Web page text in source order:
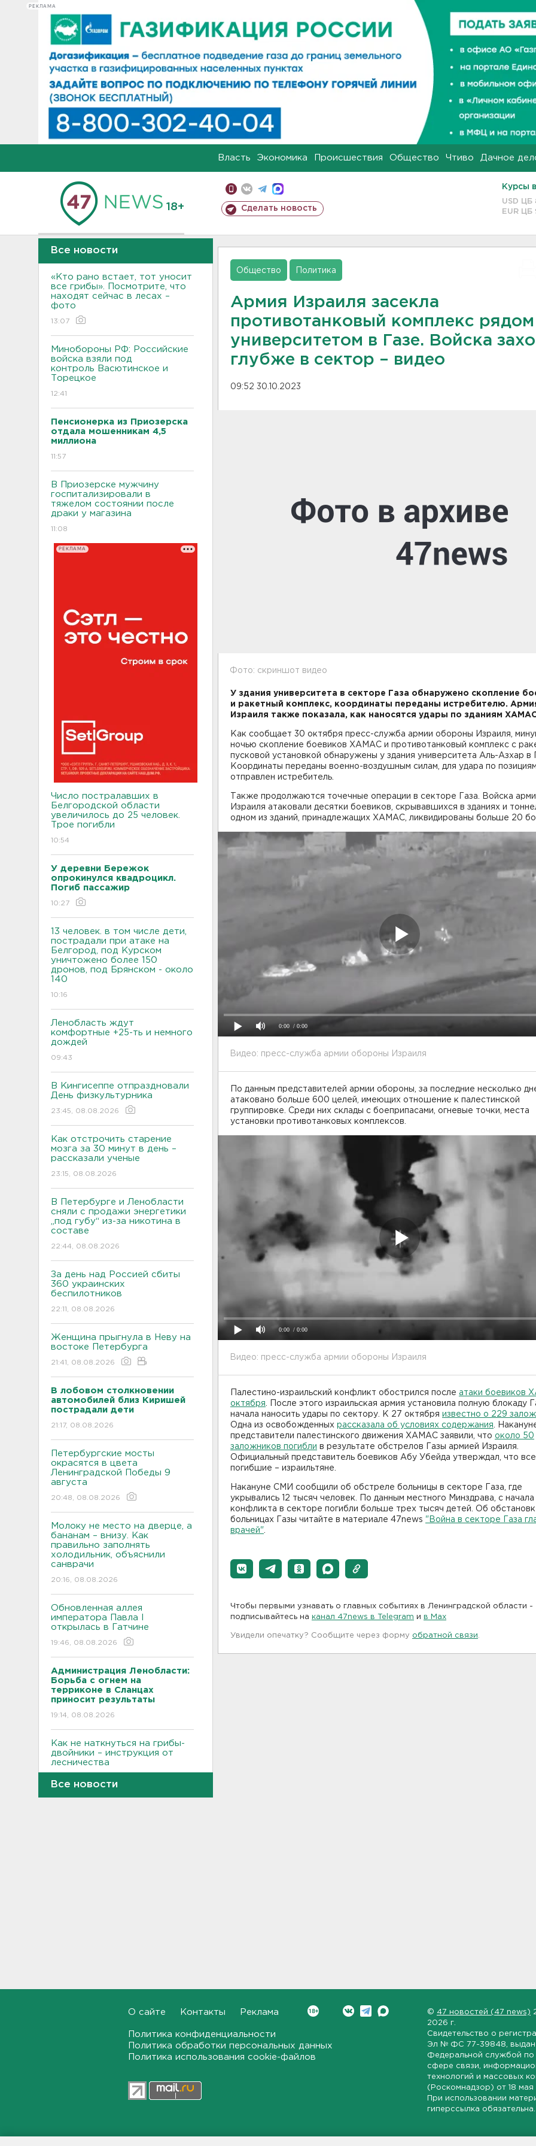
РЕКЛАМА
Власть Экономика Происшествия Общество Чтиво Дачное
18+ Сделать новость
Курсы
USD ЦБ
EUR ЦБ
Все новости
«Кто рано встает, тот уносит
все грибы». Посмотрите, что
находят сейчас в лесах –
фото
13:07
Минобороны РФ: Российские
войска взяли под
контроль Васютинское и
Торецкое
12:41
Пенсионерка из Приозерска
отдала мошенникам 4,5
миллиона
11:57
В Приозерске мужчину
госпитализировали в
тяжелом состоянии после
драки у магазина
11:08
РЕКЛАМА
Число постралавших в
Белгородской области
увеличилось до 25 человек.
Трое погибли
10:54
У деревни Бережок
опрокинулся квадроцикл.
Погиб пассажир
10:27
13 человек. в том числе дети,
пострадали при атаке на
Белгород, под Курском
уничтожено более 150
дронов, под Брянском - около
140
10:16
Ленобласть ждут
комфортные +25-ть и немного
дождей
09:43
В Кингисеппе отпраздновали
День физкультурника
23:45, 08.08.2026
Как отстрочить старение
мозга за 30 минут в день –
рассказали ученые
23:15, 08.08.2026
В Петербурге и Ленобласти
сняли с продажи энергетики
„под губу“ из-за никотина в
составе
22:44, 08.08.2026
За день над Россией сбиты
360 украинских
беспилотников
22:11, 08.08.2026
Женщина прыгнула в Неву на
востоке Петербурга
21:41, 08.08.2026
В лобовом столкновении
автомобилей близ Киришей
пострадали дети
21:17, 08.08.2026
Петербургские мосты
окрасятся в цвета
Ленинградской Победы 9
августа
20:48, 08.08.2026
Молоку не место на дверце, а
бананам – внизу. Как
правильно заполнять
холодильник, объяснили
санврачи
20:16, 08.08.2026
Обновленная аллея
императора Павла I
открылась в Гатчине
19:46, 08.08.2026
Администрация Ленобласти:
Борьба с огнем на
терриконе в Сланцах
приносит результаты
19:14, 08.08.2026
Как не наткнуться на грибы-
двойники – инструкция от
лесничества
Гаражная амнистия и
лекарства. Какие законы
Все новости
Общество Политика
Армия Израиля засекла
противотанковый комплекс рядом
университетом в Газе. Войска
глубже в сектор – видео
09:52 30.10.2023
Фото: скриншот видео
У здания университета в секторе Газа обнаружено скопление
и ракетный комплекс, координаты переданы истребителю.
Израиля также показала, как наносятся удары по зданиям
Как сообщает 30 октября пресс-служба армии обороны Израиля,
ночью скопление боевиков ХАМАС и противотанковый комплекс с
пусковой установкой обнаружены у здания университета Аль-Азхар в
Координаты переданы военно-воздушным силам, для удара по
отправлен истребитель.
Также продолжаются точечные операции в секторе Газа. Войска
Израиля атаковали десятки боевиков, скрывавшихся в зданиях и
одном из зданий, принадлежащих ХАМАС, ликвидированы больше 20
0:00 / 0:00
Видео: пресс-служба армии обороны Израиля
По данным представителей армии обороны, за последние несколько
атаковано больше 600 целей, имеющих отношение к палестинской
группировке. Среди них склады с боеприпасами, огневые точки, места
установки противотанковых комплексов.
0:00 / 0:00
Видео: пресс-служба армии обороны Израиля
Палестино-израильский конфликт обострился после атаки боевиков
октября . После этого израильская армия установила полную блокаду
начала наносить удары по сектору. К 27 октября известно о 229
Одна из освобожденных рассказала об условиях содержания .
представители палестинского движения ХАМАС заявили, что около 50
заложников погибли в результате обстрелов Газы армией Израиля.
Официальный представитель боевиков Абу Убейда утверждал, что все
погибшие – израильтяне.
Накануне СМИ сообщили об обстреле больницы в секторе Газа, где
укрывались 12 тысяч человек. По данным местного Минздрава, с начала
конфликта в секторе погибли больше трех тысяч детей. Об
больницах Газы читайте в материале 47news "Война в секторе Газа
врачей"
Чтобы первыми узнавать о главных событиях в Ленинградской области -
подписывайтесь на канал 47news в Telegram и в Maх
Увидели опечатку? Сообщите через форму обратной связи
О сайте Контакты Реклама
Политика конфиденциальности
Политика обработки персональных данных
Политика использования cookie-файлов
© 47 новостей (47 news)
2026 г.
Свидетельство о
Эл № ФС 77-39848 ,
Федеральной службой по
сфере связи,
технологий и массовых
(Роскомнадзор) от 18 мая
При использовании
гиперссылка обязательна.